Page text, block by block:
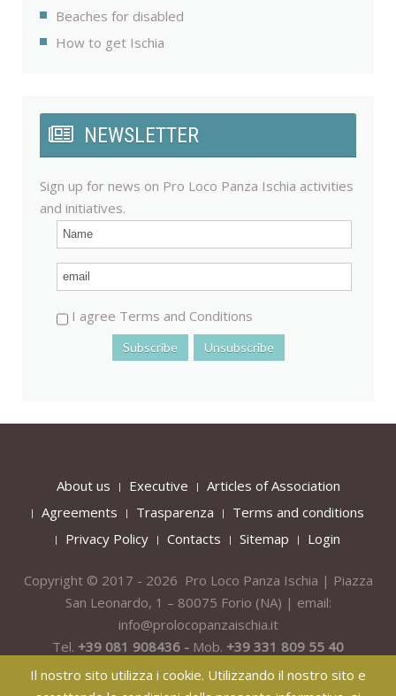
Beaches for disabled
How to get Ischia
NEWSLETTER
Sign up for news on Pro Loco Panza Ischia activities
and initiatives.
I agree Terms and Conditions
About us Executive
Articles of Association
Agreements
Trasparenza
Terms and conditions
Privacy Policy
Contacts Sitemap Login
Copyright © 2017 - 2026 Pro Loco Panza Ischia | Piazza
San Leonardo, 1 – 80075 Forio (NA) | email:
info@prolocopanzaischia.it
Tel. +39 081 908436 - Mob. +39 331 809 55 40
Il nostro sito utilizza i cookie. Utilizzando il nostro sito e